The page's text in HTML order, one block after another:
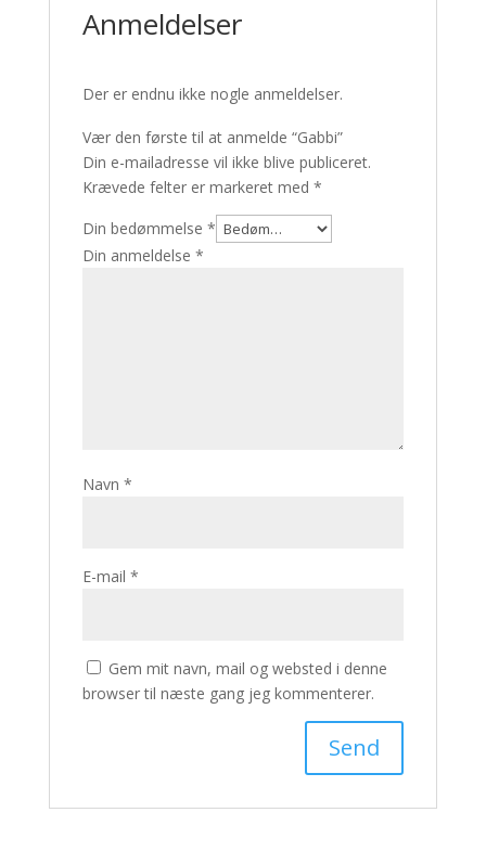
Anmeldelser
Der er endnu ikke nogle anmeldelser.
Vær den første til at anmelde “Gabbi”
Din e-mailadresse vil ikke blive publiceret.
Krævede felter er markeret med *
Din bedømmelse *
Din anmeldelse *
Navn *
E-mail *
Gem mit navn, mail og websted i denne
browser til næste gang jeg kommenterer.